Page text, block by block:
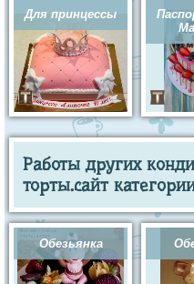
Для принцессы
Работы других
торты.сайт
Обезьянка